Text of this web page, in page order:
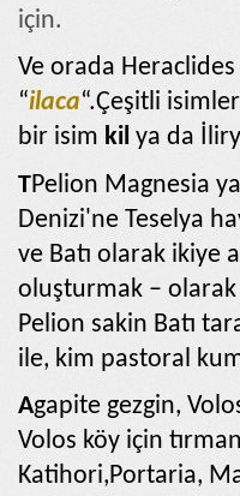
için.
Ve orada
“ilaca“.Çeşitli
bir isim kil ya da
TPelion Magnesia
Denizi'ne Teselya
ve Batı olarak ikiye
oluşturmak –
Pelion sakin Batı
ile, kim pastoral
Agapite gezgin,
Volos köy için
Katihori,Portaria,